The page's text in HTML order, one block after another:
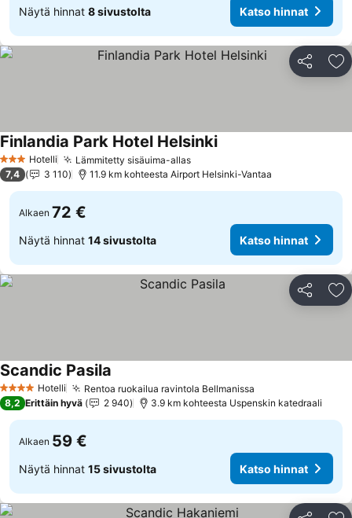
Näytä hinnat 8 sivustolta Katso hinnat
Jaa
3 Tähtiluokitus
Hotelli Lämmitetty sisäuima-allas
Finlandia Park Hotel Helsinki
7,4 3 110 11.9 km kohteesta Airport Helsinki-Vantaa
Alkaen 72 €
Näytä hinnat 14 sivustolta Katso hinnat
Jaa
4 Tähtiluokitus
Hotelli Rentoa ruokailua ravintola Bellmanissa
Scandic Pasila
8,2 Erittäin hyvä 2 940 3.9 km kohteesta Uspenskin katedraali
Alkaen 59 €
Näytä hinnat 15 sivustolta Katso hinnat